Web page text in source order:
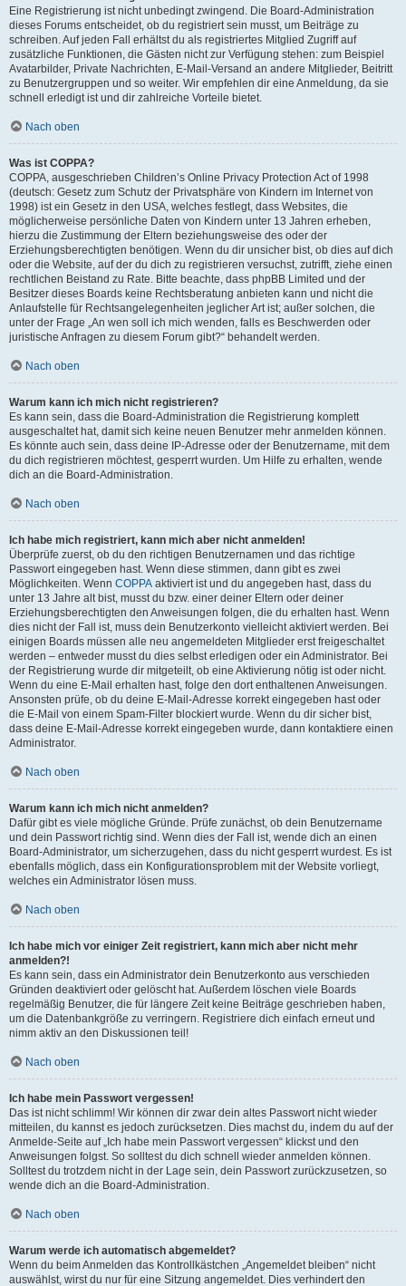
Eine Registrierung ist nicht unbedingt zwingend. Die Board-Administration
dieses Forums entscheidet, ob du registriert sein musst, um Beiträge zu
schreiben. Auf jeden Fall erhältst du als registriertes Mitglied Zugriff auf
zusätzliche Funktionen, die Gästen nicht zur Verfügung stehen: zum Beispiel
Avatarbilder, Private Nachrichten, E-Mail-Versand an andere Mitglieder, Beitritt
zu Benutzergruppen und so weiter. Wir empfehlen dir eine Anmeldung, da sie
schnell erledigt ist und dir zahlreiche Vorteile bietet.
Nach oben
Was ist COPPA?
COPPA, ausgeschrieben Children’s Online Privacy Protection Act of 1998
(deutsch: Gesetz zum Schutz der Privatsphäre von Kindern im Internet von
1998) ist ein Gesetz in den USA, welches festlegt, dass Websites, die
möglicherweise persönliche Daten von Kindern unter 13 Jahren erheben,
hierzu die Zustimmung der Eltern beziehungsweise des oder der
Erziehungsberechtigten benötigen. Wenn du dir unsicher bist, ob dies auf dich
oder die Website, auf der du dich zu registrieren versuchst, zutrifft, ziehe einen
rechtlichen Beistand zu Rate. Bitte beachte, dass phpBB Limited und der
Besitzer dieses Boards keine Rechtsberatung anbieten kann und nicht die
Anlaufstelle für Rechtsangelegenheiten jeglicher Art ist; außer solchen, die
unter der Frage „An wen soll ich mich wenden, falls es Beschwerden oder
juristische Anfragen zu diesem Forum gibt?“ behandelt werden.
Nach oben
Warum kann ich mich nicht registrieren?
Es kann sein, dass die Board-Administration die Registrierung komplett
ausgeschaltet hat, damit sich keine neuen Benutzer mehr anmelden können.
Es könnte auch sein, dass deine IP-Adresse oder der Benutzername, mit dem
du dich registrieren möchtest, gesperrt wurden. Um Hilfe zu erhalten, wende
dich an die Board-Administration.
Nach oben
Ich habe mich registriert, kann mich aber nicht anmelden!
Überprüfe zuerst, ob du den richtigen Benutzernamen und das richtige
Passwort eingegeben hast. Wenn diese stimmen, dann gibt es zwei
Möglichkeiten. Wenn COPPA aktiviert ist und du angegeben hast, dass du
unter 13 Jahre alt bist, musst du bzw. einer deiner Eltern oder deiner
Erziehungsberechtigten den Anweisungen folgen, die du erhalten hast. Wenn
dies nicht der Fall ist, muss dein Benutzerkonto vielleicht aktiviert werden. Bei
einigen Boards müssen alle neu angemeldeten Mitglieder erst freigeschaltet
werden – entweder musst du dies selbst erledigen oder ein Administrator. Bei
der Registrierung wurde dir mitgeteilt, ob eine Aktivierung nötig ist oder nicht.
Wenn du eine E-Mail erhalten hast, folge den dort enthaltenen Anweisungen.
Ansonsten prüfe, ob du deine E-Mail-Adresse korrekt eingegeben hast oder
die E-Mail von einem Spam-Filter blockiert wurde. Wenn du dir sicher bist,
dass deine E-Mail-Adresse korrekt eingegeben wurde, dann kontaktiere einen
Administrator.
Nach oben
Warum kann ich mich nicht anmelden?
Dafür gibt es viele mögliche Gründe. Prüfe zunächst, ob dein Benutzername
und dein Passwort richtig sind. Wenn dies der Fall ist, wende dich an einen
Board-Administrator, um sicherzugehen, dass du nicht gesperrt wurdest. Es ist
ebenfalls möglich, dass ein Konfigurationsproblem mit der Website vorliegt,
welches ein Administrator lösen muss.
Nach oben
Ich habe mich vor einiger Zeit registriert, kann mich aber nicht mehr
anmelden?!
Es kann sein, dass ein Administrator dein Benutzerkonto aus verschieden
Gründen deaktiviert oder gelöscht hat. Außerdem löschen viele Boards
regelmäßig Benutzer, die für längere Zeit keine Beiträge geschrieben haben,
um die Datenbankgröße zu verringern. Registriere dich einfach erneut und
nimm aktiv an den Diskussionen teil!
Nach oben
Ich habe mein Passwort vergessen!
Das ist nicht schlimm! Wir können dir zwar dein altes Passwort nicht wieder
mitteilen, du kannst es jedoch zurücksetzen. Dies machst du, indem du auf der
Anmelde-Seite auf „Ich habe mein Passwort vergessen“ klickst und den
Anweisungen folgst. So solltest du dich schnell wieder anmelden können.
Solltest du trotzdem nicht in der Lage sein, dein Passwort zurückzusetzen, so
wende dich an die Board-Administration.
Nach oben
Warum werde ich automatisch abgemeldet?
Wenn du beim Anmelden das Kontrollkästchen „Angemeldet bleiben“ nicht
auswählst, wirst du nur für eine Sitzung angemeldet. Dies verhindert den